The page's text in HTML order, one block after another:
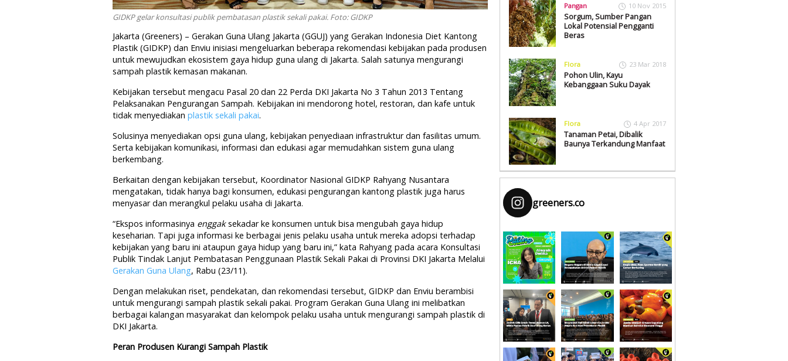
GIDKP gelar konsultasi publik pembatasan plastik sekali pakai. Foto: GIDKP
Jakarta (Greeners) – Gerakan Guna Ulang Jakarta (GGUJ) yang Gerakan Indonesia Diet Kantong
Plastik (GIDKP) dan Enviu inisiasi mengeluarkan beberapa rekomendasi kebijakan pada produsen
untuk mewujudkan ekosistem gaya hidup guna ulang di Jakarta. Salah satunya mengurangi
sampah plastik kemasan makanan.
Kebijakan tersebut mengacu Pasal 20 dan 22 Perda DKI Jakarta No 3 Tahun 2013 Tentang
Pelaksanakan Pengurangan Sampah. Kebijakan ini mendorong hotel, restoran, dan kafe untuk
tidak menyediakan plastik sekali pakai.
Solusinya menyediakan opsi guna ulang, kebijakan penyediaan infrastruktur dan fasilitas umum.
Serta kebijakan komunikasi, informasi dan edukasi agar memudahkan sistem guna ulang
berkembang.
Berkaitan dengan kebijakan tersebut, Koordinator Nasional GIDKP Rahyang Nusantara
mengatakan, tidak hanya bagi konsumen, edukasi pengurangan kantong plastik juga harus
menyasar dan merangkul pelaku usaha di Jakarta.
“Ekspos informasinya enggaksekadar ke konsumen untuk bisa mengubah gaya hidup
keseharian. Tapi juga informasi ke berbagai jenis pelaku usaha untuk mereka adopsi terhadap
kebijakan yang baru ini ataupun gaya hidup yang baru ini,” kata Rahyang pada acara Konsultasi
Publik Tindak Lanjut Pembatasan Penggunaan Plastik Sekali Pakai di Provinsi DKI Jakarta Melalui
Gerakan Guna Ulang, Rabu (23/11).
Dengan melakukan riset, pendekatan, dan rekomendasi tersebut, GIDKP dan Enviu berambisi
untuk mengurangi sampah plastik sekali pakai. Program Gerakan Guna Ulang ini melibatkan
berbagai kalangan masyarakat dan kelompok pelaku usaha untuk mengurangi sampah plastik di
DKI Jakarta.
Peran Produsen Kurangi Sampah Plastik
Pangan 10 Nov 2015
Sorgum, Sumber Pangan
Lokal Potensial Pengganti
Beras
Flora 23 Mar 2018
Pohon Ulin, Kayu
Kebanggaan Suku Dayak
Flora 4 Apr 2017
Tanaman Petai, Dibalik
Baunya Terkandung Manfaat
greeners.co